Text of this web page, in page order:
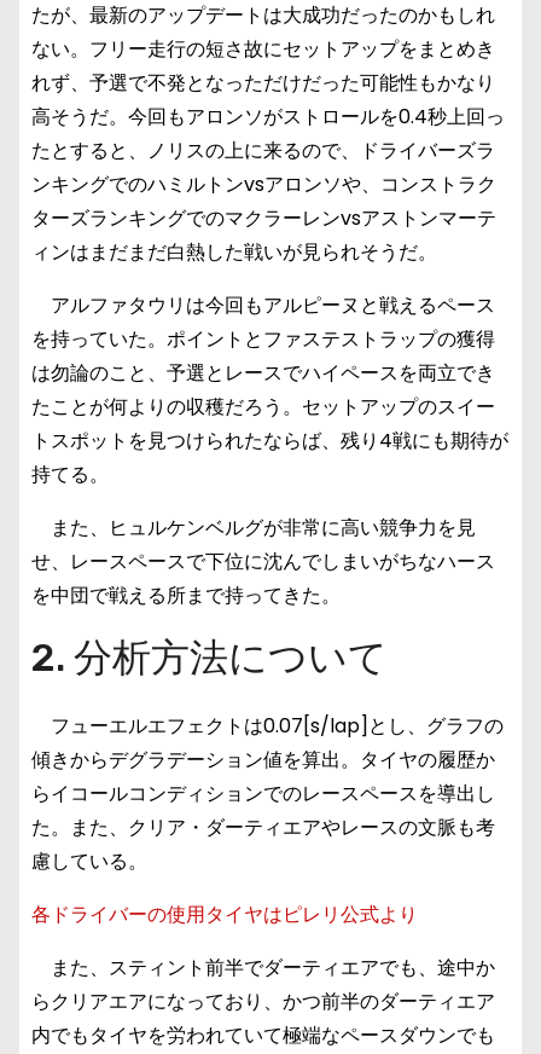
たが、最新のアップデートは大成功だったのかもしれ
ない。フリー走行の短さ故にセットアップをまとめき
れず、予選で不発となっただけだった可能性もかなり
高そうだ。今回もアロンソがストロールを0.4秒上回っ
たとすると、ノリスの上に来るので、ドライバーズラ
ンキングでのハミルトンvsアロンソや、コンストラク
ターズランキングでのマクラーレンvsアストンマーテ
ィンはまだまだ白熱した戦いが見られそうだ。
アルファタウリは今回もアルピーヌと戦えるペース
を持っていた。ポイントとファステストラップの獲得
は勿論のこと、予選とレースでハイペースを両立でき
たことが何よりの収穫だろう。セットアップのスイー
トスポットを見つけられたならば、残り4戦にも期待が
持てる。
また、ヒュルケンベルグが非常に高い競争力を見
せ、レースペースで下位に沈んでしまいがちなハース
を中団で戦える所まで持ってきた。
2. 分析方法について
フューエルエフェクトは0.07[s/lap]とし、グラフの
傾きからデグラデーション値を算出。タイヤの履歴か
らイコールコンディションでのレースペースを導出し
た。また、クリア・ダーティエアやレースの文脈も考
慮している。
各ドライバーの使用タイヤはピレリ公式より
また、スティント前半でダーティエアでも、途中か
らクリアエアになっており、かつ前半のダーティエア
内でもタイヤを労われていて極端なペースダウンでも